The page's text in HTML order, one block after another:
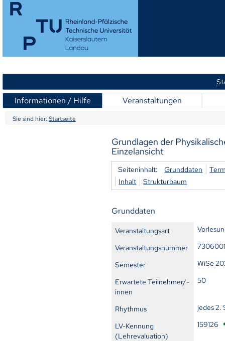
S
Informationen / Hilfe Veranstaltungen
Sie sind hier: Startseite
Grundlagen der
Einzelansicht
Seiteninhalt: Grunddaten
Inhalt
Strukturbaum
Grunddaten
Veranstaltungsart
Veranstaltungsnummer
Semester
WiSe
Erwartete Teilnehmer/-
innen
50
Rhythmus
jedes 2.
LV-Kennung
(Lehrevaluation)
159126